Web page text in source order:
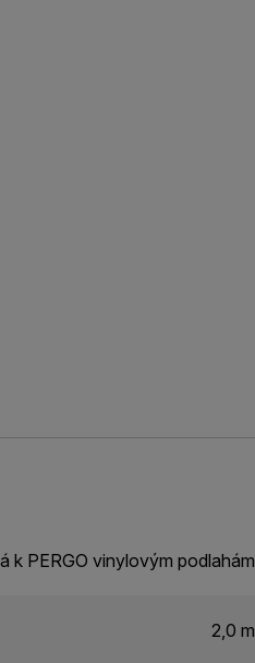
k PERGO vinylovým podlahám
2,0 m